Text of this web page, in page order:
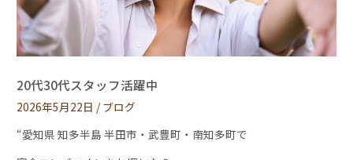
20代30代スタッフ活躍中
2026年5月22日 / ブログ
“愛知県 知多半島 半田市・武豊町・南知多町で